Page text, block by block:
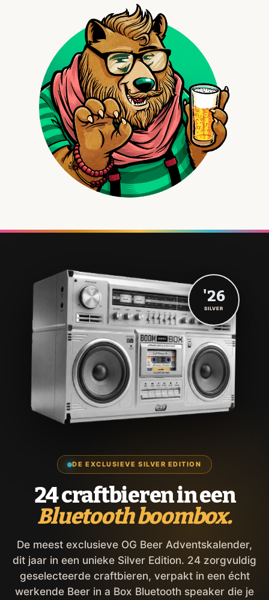
DE EXCLUSIEVE SILVER EDITION
24 craftbieren in een
Bluetooth boombox.
De meest exclusieve OG Beer Adventskalender,
dit jaar in een unieke Silver Edition. 24 zorgvuldig
geselecteerde craftbieren, verpakt in een écht
werkende Beer in a Box Bluetooth speaker die je
'26
SILVER